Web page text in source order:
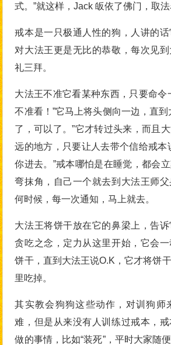
式。”就这样，Jack 皈依了佛门，取法
戒本是一只极通人性的狗，人讲的
对大法王更是无比的恭敬，每次见
礼三拜。
大法王不准它看某种东西，只要命令
不准看！”它马上将头侧向一边，直到
了，可以了。”它才转过头来，而且
远的地方，只要让人去带个信给戒本
你进去。”戒本哪怕是在睡觉，都会
弯抹角，自己一个就去到大法王师
何时候，每一次通知，马上就去。
大法王将饼干放在它的鼻梁上，告
贪吃之念，定力从这里开始，它会
饼干，直到大法王说O.K，它才将饼
里吃掉。
其实教会狗狗这些动作，对训狗师
难，但是从来没有人训练过戒本，
做的事情，比如“装死”，平时大家随